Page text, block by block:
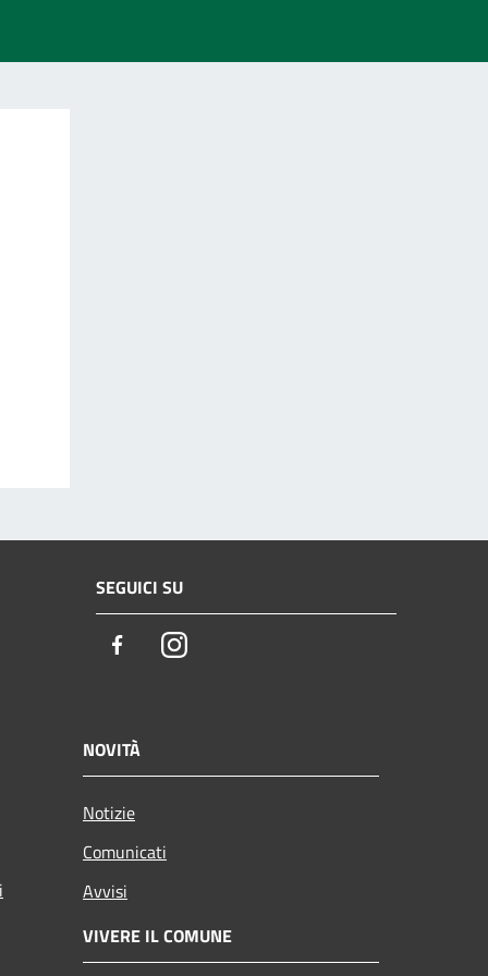
SEGUICI SU
FacebookInstagram
NOVITÀ
Notizie
Comunicati
Avvisi
VIVERE IL COMUNE